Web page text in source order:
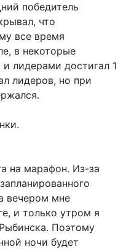
победитель
что
все время
в некоторые
лидерами достигал 1
лидеров, но при
на марафон. Из-за
вечером мне
и только утром я
Поэтому
ночи будет